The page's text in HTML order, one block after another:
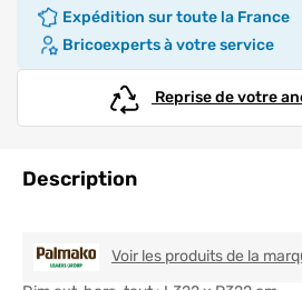
Expédition sur toute la France
Bricoexperts à votre service
Reprise de votre
Description
Voir les produits de la